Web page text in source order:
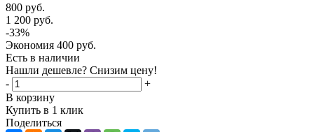
800 руб.
1 200 руб.
-33%
Экономия 400 руб.
Есть в наличии
Нашли дешевле? Снизим цену!
-
+
В корзину
Купить в 1 клик
Поделиться